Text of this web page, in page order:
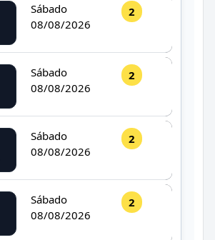
Sábado
08/08/2026
2
Sábado
08/08/2026
2
Sábado
08/08/2026
2
Sábado
08/08/2026
2